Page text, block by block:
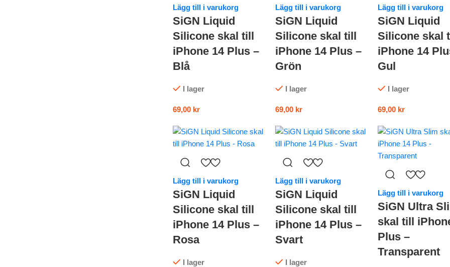
Lägg till i varukorg
SiGN Liquid
Silicone skal till
iPhone 14 Plus –
Blå
I lager
69,00 kr
Lägg till i varukorg
SiGN Liquid
Silicone skal till
iPhone 14 Plus –
Grön
I lager
69,00 kr
Lägg till i varukorg
SiGN Liquid
Silicone skal
iPhone 14
Gul
I lager
69,00 kr
Lägg till i varukorg
SiGN Liquid
Silicone skal till
iPhone 14 Plus –
Rosa
I lager
Lägg till i varukorg
SiGN Liquid
Silicone skal till
iPhone 14 Plus –
Svart
I lager
Lägg till i varukorg
SiGN Ultra
skal till
Plus –
Transparent